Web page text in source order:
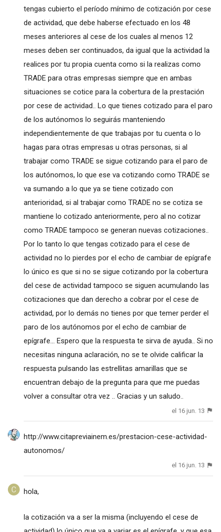
tengas cubierto el período mínimo de cotización por cese
de actividad, que debe haberse efectuado en los 48
meses anteriores al cese de los cuales al menos 12
meses deben ser continuados, da igual que la actividad la
realices por tu propia cuenta como si la realizas como
TRADE para otras empresas siempre que en ambas
situaciones se cotice para la cobertura de la prestación
por cese de actividad.. Lo que tienes cotizado para el paro
de los autónomos lo seguirás manteniendo
independientemente de que trabajas por tu cuenta o lo
hagas para otras empresas u otras personas, si al
trabajar como TRADE se sigue cotizando para el paro de
los autónomos, lo que ese va cotizando como TRADE se
va sumando a lo que ya se tiene cotizado con
anterioridad, si al trabajar como TRADE no se cotiza se
mantiene lo cotizado anteriormente, pero al no cotizar
como TRADE tampoco se generan nuevas cotizaciones..
Por lo tanto lo que tengas cotizado para el cese de
actividad no lo pierdes por el echo de cambiar de epígrafe
lo único es que si no se sigue cotizando por la cobertura
del cese de actividad tampoco se siguen acumulando las
cotizaciones que dan derecho a cobrar por el cese de
actividad, por lo demás no tienes por que temer perder el
paro de los autónomos por el echo de cambiar de
epígrafe... Espero que la respuesta te sirva de ayuda.. Si no
necesitas ninguna aclaración, no se te olvide calificar la
respuesta pulsando las estrellitas amarillas que se
encuentran debajo de la pregunta para que me puedas
volver a consultar otra vez .. Gracias y un saludo..
el 16 jun. 13
http://www.citapreviainem.es/prestacion-cese-actividad-
autonomos/
el 16 jun. 13
hola,
la cotización va a ser la misma (incluyendo el cese de